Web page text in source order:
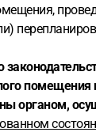
помещения
органом,